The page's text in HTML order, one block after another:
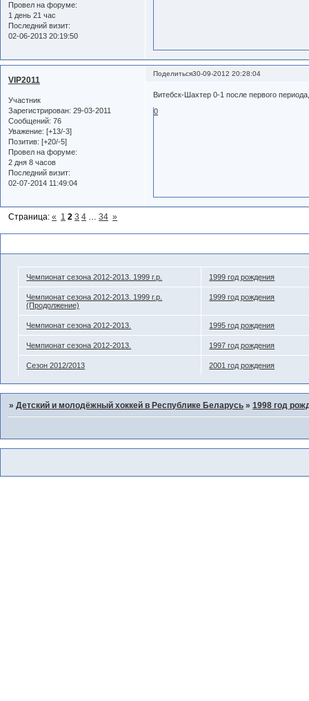
Провел на форуме:
1 день 21 час
Последний визит:
02-06-2013 20:19:50
Поделиться30-09-2012 20:28:04
VIP2011
Участник
Зарегистрирован: 29-03-2011
Сообщений: 76
Уважение: [+13/-3]
Позитив: [+20/-5]
Провел на форуме:
2 дня 8 часов
Последний визит:
02-07-2014 11:49:04
Витебск-Шахтер 0-1 после первого
0
Страница:« 1 2 3 4 … 34 »
Чемпионат сезона 2012-2013. 1999 г.р. 1999 год рождения
Чемпионат сезона 2012-2013. 1999 г.р.
(Продолжение)
1999 год рождения
Чемпионат сезона 2012-2013. 1995 год рождения
Чемпионат сезона 2012-2013. 1997 год рождения
Сезон 2012/2013 2001 год рождения
»Детский и молодёжный хоккей в Республике Беларусь »1998 год